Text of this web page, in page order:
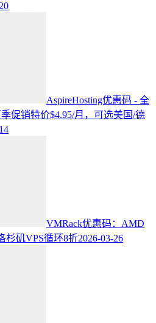
AspireHosting优惠码 - 全
促销特价$4.95/月，可选美国/德
VMRack优惠码：AMD
杉矶VPS循环8折2026-03-26